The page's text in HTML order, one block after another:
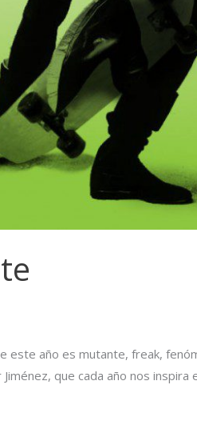
este año es mutante, freak,
que cada año nos inspira